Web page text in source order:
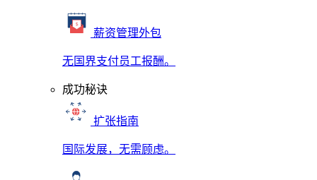
薪资管理外包
无国界支付员工报酬。
成功秘诀
扩张指南
国际发展，无需顾虑。